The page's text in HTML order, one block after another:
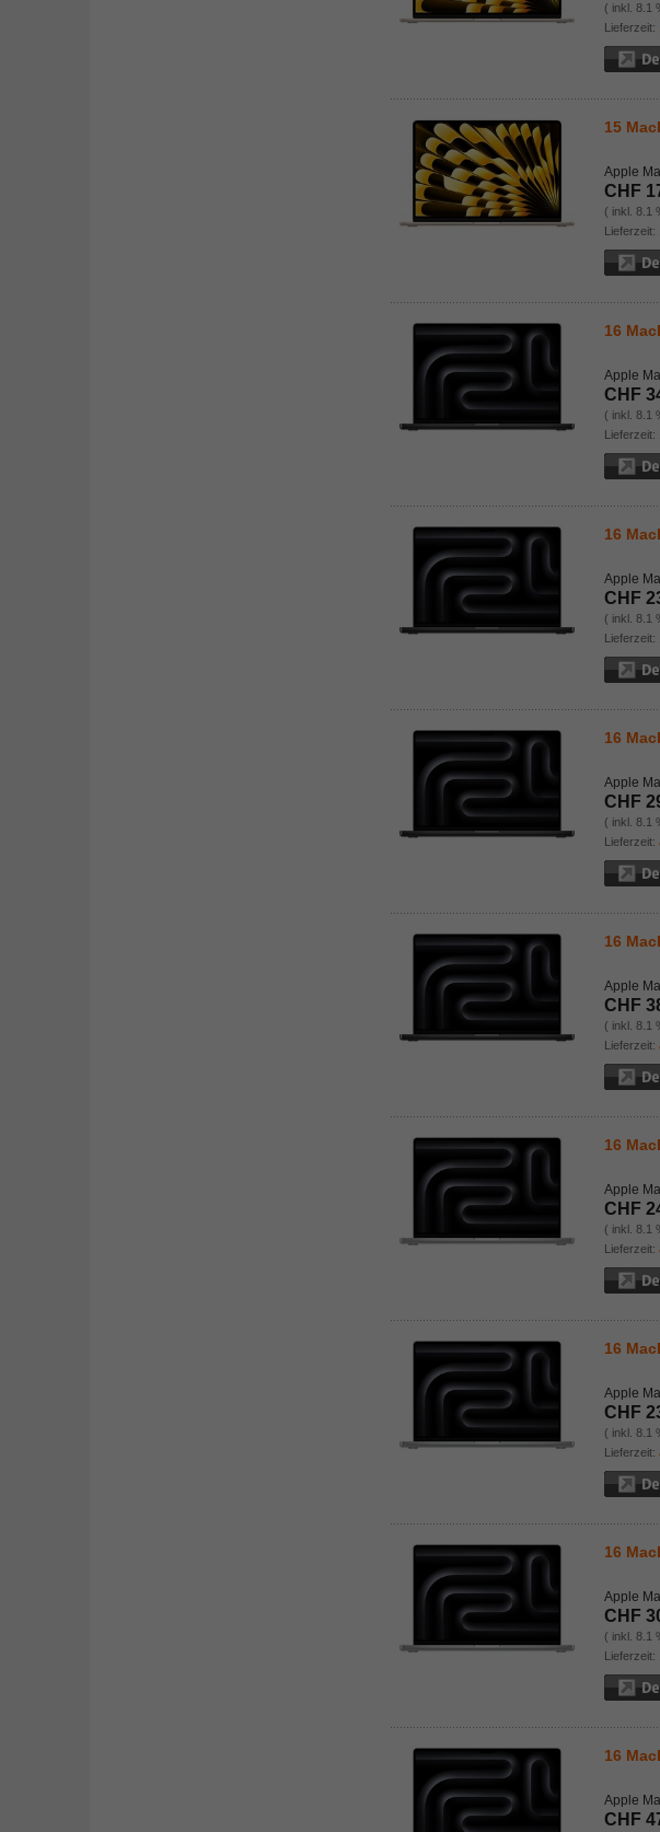
( inkl. 8.1
Lieferzeit:
15
Apple
CHF
( inkl. 8.1
Lieferzeit:
16
Apple
CHF
( inkl. 8.1
Lieferzeit:
16
Apple
CHF
( inkl. 8.1
Lieferzeit:
16
Apple
CHF
( inkl. 8.1
Lieferzeit:
16
Apple
CHF
( inkl. 8.1
Lieferzeit:
16
Apple
CHF
( inkl. 8.1
Lieferzeit:
16
Apple
CHF
( inkl. 8.1
Lieferzeit:
16
Apple
CHF
( inkl. 8.1
Lieferzeit:
16
Apple
CHF